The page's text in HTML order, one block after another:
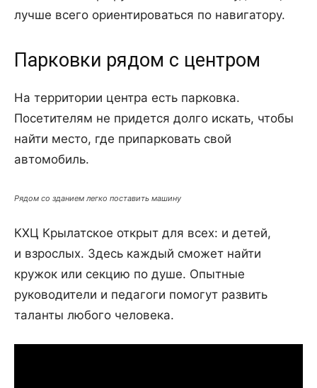
лучше всего ориентироваться по навигатору.
Парковки рядом с центром
На территории центра есть парковка.
Посетителям не придется долго искать, чтобы
найти место, где припарковать свой
автомобиль.
Рядом со зданием легко поставить машину
КХЦ Крылатское открыт для всех: и детей,
и взрослых. Здесь каждый сможет найти
кружок или секцию по душе. Опытные
руководители и педагоги помогут развить
таланты любого человека.